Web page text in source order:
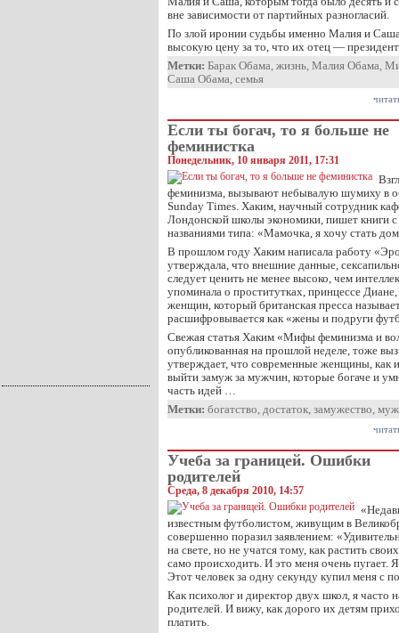
вне зависимости от партийных разногласий.
По злой иронии судьбы именно Малия и
высокую цену за то, что их отец —
Метки: Барак Обама, жизнь, Малия Обама,
Саша Обама, семья
Если ты богач, то я больше не
феминистка
Понедельник, 10 января 2011, 17:31
феминизма, вызывают небывалую шумиху в
Sunday Times. Хаким, научный сотрудник
Лондонской школы экономики, пишет книги
названиями типа: «Мамочка, я хочу стать
В прошлом году Хаким написала работу
утверждала, что внешние данные,
следует ценить не менее высоко, чем
упоминала о проститутках, принцессе
женщин, который британская пресса
расшифровывается как «жены и подруги
Свежая статья Хаким «Мифы феминизма и
опубликованная на прошлой неделе, тоже
утверждает, что современные женщины, как
выйти замуж за мужчин, которые богаче и
часть идей …
Метки: богатство, достаток, замужество,
Учеба за границей. Ошибки
родителей
Среда, 8 декабря 2010, 14:57
известным футболистом, живущим в
совершенно поразил заявлением:
на свете, но не учатся тому, как растить
само происходить. И это меня очень пугает.
Этот человек за одну секунду купил меня с
Как психолог и директор двух школ, я
родителей. И вижу, как дорого их детям
платить.